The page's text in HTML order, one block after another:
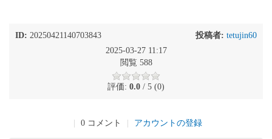
ID: 20250421140703843 投稿者: tetujin60
2025-03-27 11:17
閲覧 588
評価: 0.0 / 5 (0)
0 コメント アカウントの登録